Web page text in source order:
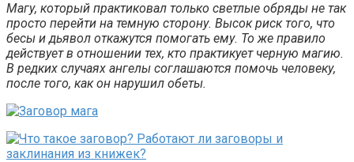
Магу, который практиковал только светлые обряды не так
просто перейти на темную сторону. Высок риск того, что
бесы и дьявол откажутся помогать ему. То же правило
действует в отношении тех, кто практикует черную магию.
В редких случаях ангелы соглашаются помочь человеку,
после того, как он нарушил обеты.